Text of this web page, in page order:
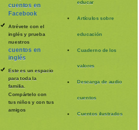
cuentos en
Facebook
Atrévete con el
inglés y prueba
nuestros
cuentos en
inglés
Este es un espacio
para toda la
familia
Compártelo con
tus niños y con tus
amigos
educar
Artículos sobre
educación
Cuaderno de los
valores
Descarga de audio
cuentos
Cuentos ilustrados